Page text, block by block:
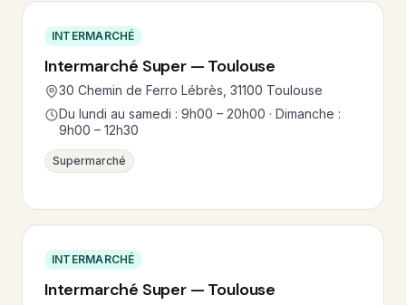
INTERMARCHÉ
Intermarché Super — Toulouse
30 Chemin de Ferro Lébrès, 31100 Toulouse
Du lundi au samedi : 9h00 – 20h00 · Dimanche :
9h00 – 12h30
Supermarché
INTERMARCHÉ
Intermarché Super — Toulouse